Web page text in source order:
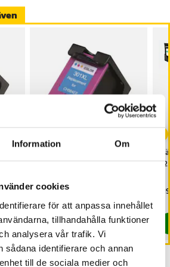
Information Om
cookies
för att anpassa innehållet
tillhandahålla funktioner
analysera vår trafik. Vi
sådana identifierare och annan
till de sociala medier och
vardagar
Pris:149 kr
149 kr
I lager, levereras inom 1-2 vardagar
Köp